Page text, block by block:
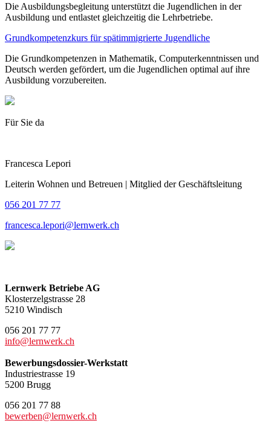
Die Ausbildungsbegleitung unterstützt die Jugendlichen in der
Ausbildung und entlastet gleichzeitig die Lehrbetriebe.
Grundkompetenzkurs für spätimmigrierte Jugendliche
Die Grundkompetenzen in Mathematik, Computerkenntnissen und
Deutsch werden gefördert, um die Jugendlichen optimal auf ihre
Ausbildung vorzubereiten.
Für Sie da
Francesca Lepori
Leiterin Wohnen und Betreuen | Mitglied der Geschäftsleitung
056 201 77 77
francesca.lepori@lernwerk.ch
Lernwerk Betriebe AG
Klosterzelgstrasse 28
5210 Windisch
056 201 77 77
info@lernwerk.ch
Bewerbungsdossier-Werkstatt
Industriestrasse 19
5200 Brugg
056 201 77 88
bewerben@lernwerk.ch